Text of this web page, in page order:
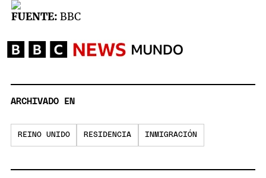
FUENTE: BBC
ARCHIVADO EN
REINO UNIDO RESIDENCIA INMIGRACIÓN